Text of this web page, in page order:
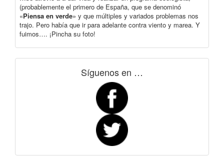
(probablemente el primero de España, que se denominó
«Piensa en verde» y que múltiples y variados problemas nos
trajo. Pero había que ir para adelante contra viento y marea. Y
fuimos…. ¡Pincha su foto!
Síguenos en …